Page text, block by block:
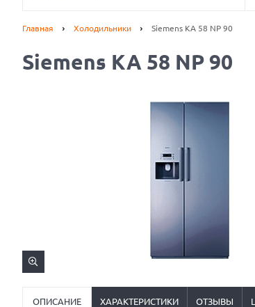
Главная Холодильники Siemens KA 58 NP 90
Siemens KA 58 NP 90
ОПИСАНИЕ ХАРАКТЕРИСТИКИ ОТЗЫВЫ